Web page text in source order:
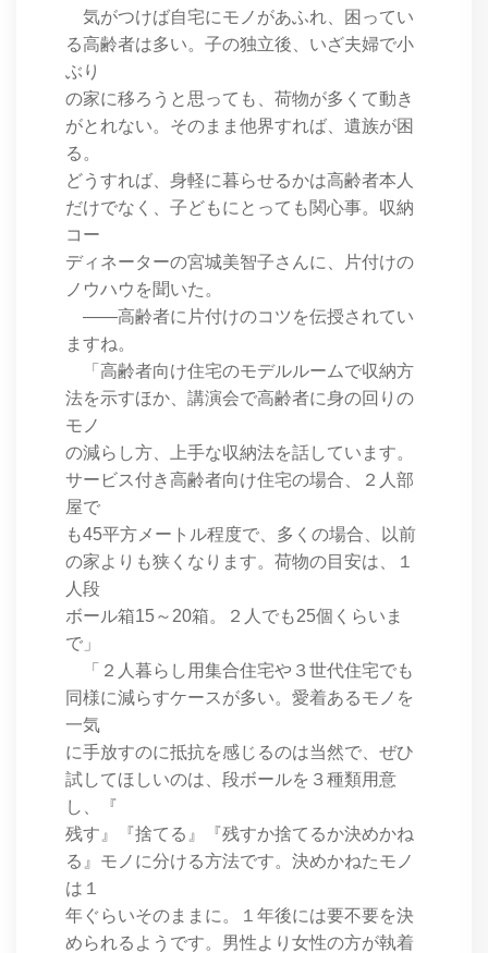
気がつけば自宅にモノがあふれ、困ってい
る高齢者は多い。子の独立後、いざ夫婦で小
ぶり
の家に移ろうと思っても、荷物が多くて動き
がとれない。そのまま他界すれば、遺族が困
る。
どうすれば、身軽に暮らせるかは高齢者本人
だけでなく、子どもにとっても関心事。収納
コー
ディネーターの宮城美智子さんに、片付けの
ノウハウを聞いた。
――高齢者に片付けのコツを伝授されてい
ますね。
「高齢者向け住宅のモデルルームで収納方
法を示すほか、講演会で高齢者に身の回りの
モノ
の減らし方、上手な収納法を話しています。
サービス付き高齢者向け住宅の場合、２人部
屋で
も45平方メートル程度で、多くの場合、以前
の家よりも狭くなります。荷物の目安は、１
人段
ボール箱15～20箱。２人でも25個くらいま
で」
「２人暮らし用集合住宅や３世代住宅でも
同様に減らすケースが多い。愛着あるモノを
一気
に手放すのに抵抗を感じるのは当然で、ぜひ
試してほしいのは、段ボールを３種類用意
し、『
残す』『捨てる』『残すか捨てるか決めかね
る』モノに分ける方法です。決めかねたモノ
は１
年ぐらいそのままに。１年後には要不要を決
められるようです。男性より女性の方が執着